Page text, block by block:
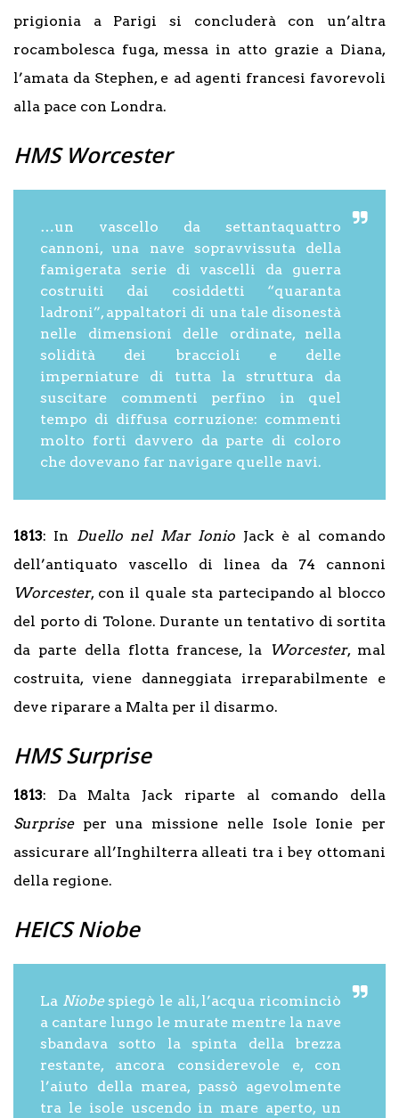
prigionia a Parigi si concluderà con un’altra
rocambolesca fuga, messa in atto grazie a Diana,
l’amata da Stephen, e ad agenti francesi favorevoli
alla pace con Londra.
HMS Worcester
…un vascello da settantaquattro
cannoni, una nave sopravvissuta della
famigerata serie di vascelli da guerra
costruiti dai cosiddetti “quaranta
ladroni”, appaltatori di una tale disonestà
nelle dimensioni delle ordinate, nella
solidità dei braccioli e delle
imperniature di tutta la struttura da
suscitare commenti perfino in quel
tempo di diffusa corruzione: commenti
molto forti davvero da parte di coloro
che dovevano far navigare quelle navi.
1813: In Duello nel Mar Ionio Jack è al comando
dell’antiquato vascello di linea da 74 cannoni
Worcester, con il quale sta partecipando al blocco
del porto di Tolone. Durante un tentativo di sortita
da parte della flotta francese, la Worcester, mal
costruita, viene danneggiata irreparabilmente e
deve riparare a Malta per il disarmo.
HMS Surprise
1813: Da Malta Jack riparte al comando della
Surpriseper una missione nelle Isole Ionie per
assicurare all’Inghilterra alleati tra i bey ottomani
della regione.
HEICS Niobe
La Niobespiegò le ali, l’acqua ricominciò
a cantare lungo le murate mentre la nave
sbandava sotto la spinta della brezza
restante, ancora considerevole e, con
l’aiuto della marea, passò agevolmente
tra le isole uscendo in mare aperto, un